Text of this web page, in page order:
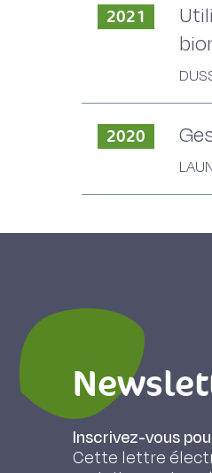
2021
2020
Inscrivez-vous
Cette lettre